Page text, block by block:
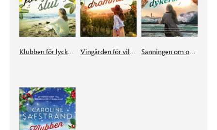
Klubben för lyckliga slut Vingården för vilda drömmar Sanningen om ostrondykerskan